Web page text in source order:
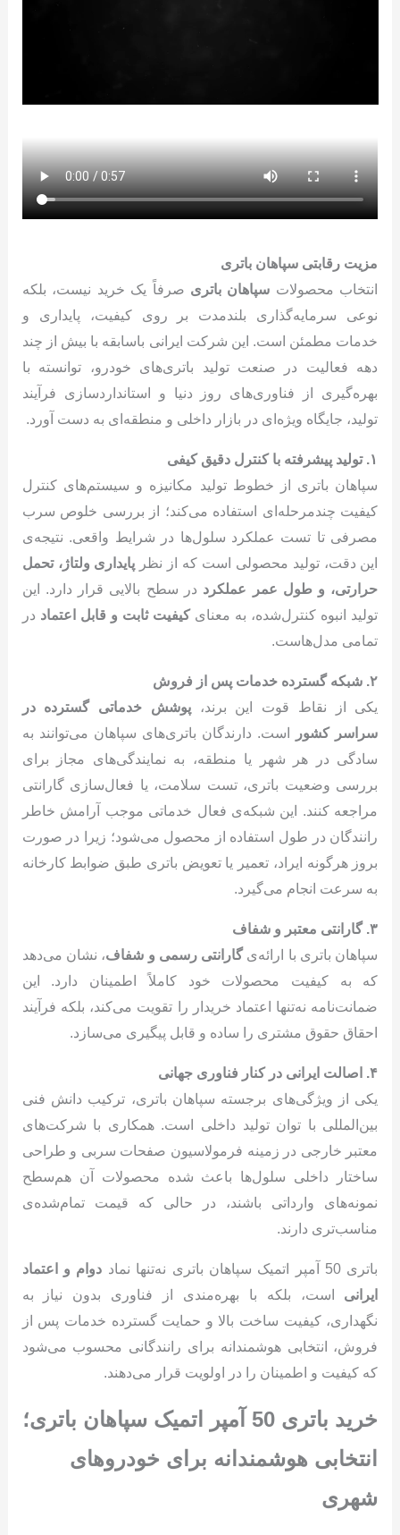
مزیت رقابتی سپاهان باتری
انتخاب محصولات سپاهان باتری صرفاً یک خرید نیست، بلکه
نوعی سرمایه‌گذاری بلندمدت بر روی کیفیت، پایداری و
خدمات مطمئن است. این شرکت ایرانی باسابقه با بیش از چند
دهه فعالیت در صنعت تولید باتری‌های خودرو، توانسته با
بهره‌گیری از فناوری‌های روز دنیا و استانداردسازی فرآیند
تولید، جایگاه ویژه‌ای در بازار داخلی و منطقه‌ای به دست آورد.
۱. تولید پیشرفته با کنترل دقیق کیفی
سپاهان باتری از خطوط تولید مکانیزه و سیستم‌های کنترل
کیفیت چندمرحله‌ای استفاده می‌کند؛ از بررسی خلوص سرب
مصرفی تا تست عملکرد سلول‌ها در شرایط واقعی. نتیجه‌ی
این دقت، تولید محصولی است که از نظر پایداری ولتاژ، تحمل
حرارتی، و طول عمر عملکرد در سطح بالایی قرار دارد. این
تولید انبوه کنترل‌شده، به معنایکیفیت ثابت و قابل اعتماد در
تمامی مدل‌هاست.
۲. شبکه گسترده خدمات پس از فروش
یکی از نقاط قوت این برند،پوشش خدماتی گسترده در
سراسر کشور
است. دارندگان باتری‌های سپاهان می‌توانند به
سادگی در هر شهر یا منطقه، به نمایندگی‌های مجاز برای
بررسی وضعیت باتری، تست سلامت، یا فعال‌سازی گارانتی
مراجعه کنند. این شبکه‌ی فعال خدماتی موجب آرامش خاطر
رانندگان در طول استفاده از محصول می‌شود؛ زیرا در صورت
بروز هرگونه ایراد، تعمیر یا تعویض باتری طبق ضوابط کارخانه
به سرعت انجام می‌گیرد.
۳. گارانتی معتبر و شفاف
سپاهان باتری با ارائه‌یگارانتی رسمی و شفاف، نشان می‌دهد
که به کیفیت محصولات خود کاملاً اطمینان دارد. این
ضمانت‌نامه نه‌تنها اعتماد خریدار را تقویت می‌کند، بلکه فرآیند
احقاق حقوق مشتری را ساده و قابل پیگیری می‌سازد.
۴. اصالت ایرانی در کنار فناوری جهانی
یکی از ویژگی‌های برجسته سپاهان باتری، ترکیب دانش فنی
بین‌المللی با توان تولید داخلی است. همکاری با شرکت‌های
معتبر خارجی در زمینه فرمولاسیون صفحات سربی و طراحی
ساختار داخلی سلول‌ها باعث شده محصولات آن هم‌سطح
نمونه‌های وارداتی باشند، در حالی که قیمت تمام‌شده‌ی
مناسب‌تری دارند.
باتری 50 آمپر اتمیک سپاهان باتری نه‌تنها نماد
دوام و اعتماد
ایرانی است، بلکه با بهره‌مندی از فناوری بدون نیاز به
نگهداری، کیفیت ساخت بالا و حمایت گسترده خدمات پس از
فروش، انتخابی هوشمندانه برای رانندگانی محسوب می‌شود
که کیفیت و اطمینان را در اولویت قرار می‌دهند.
خرید باتری 50 آمپر اتمیک سپاهان باتری؛
انتخابی هوشمندانه برای خودروهای
شهری